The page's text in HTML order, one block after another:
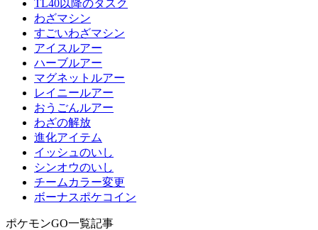
TL40以降のタスク
わざマシン
すごいわざマシン
アイスルアー
ハーブルアー
マグネットルアー
レイニールアー
おうごんルアー
わざの解放
進化アイテム
イッシュのいし
シンオウのいし
チームカラー変更
ボーナスポケコイン
ポケモンGO一覧記事